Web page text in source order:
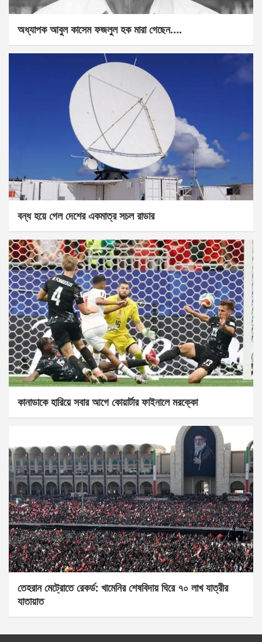
অধ্যাপক আবুল কাসেম ফজলুল হক মারা গেছেন….
বন্ধ হয়ে গেল দেশের একমাত্র সচল রাডার
কানাডাকে হারিয়ে সবার আগে কোয়ার্টার ফাইনালে মরক্কো
তেহরান মেট্রোতে রেকর্ড: খামেনির শেষবিদায় ঘিরে ৭০ লাখ যাত্রীর
যাতায়াত